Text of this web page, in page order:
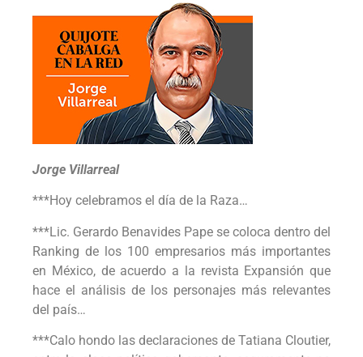
Jorge Villarreal
***Hoy celebramos el día de la Raza…
***Lic. Gerardo Benavides Pape se coloca dentro del
Ranking de los 100 empresarios más importantes
en México, de acuerdo a la revista Expansión que
hace el análisis de los personajes más relevantes
del país…
***Calo hondo las declaraciones de Tatiana Cloutier,